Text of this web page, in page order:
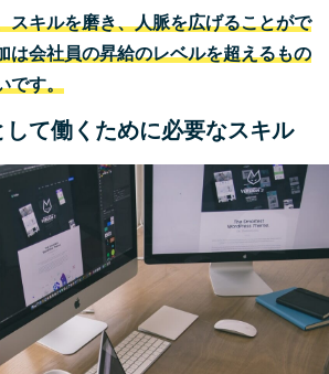
スキルを磨き、人脈を広げることがで
は会社員の昇給のレベルを超えるもの
です。
して働くために必要なスキル